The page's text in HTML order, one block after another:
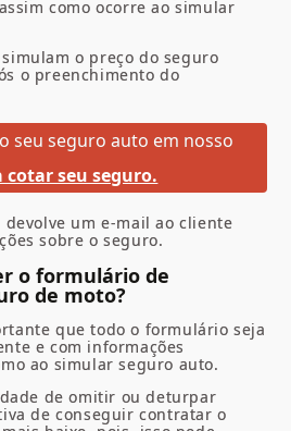
como ocorre aosimular
o preço do seguro
o preenchimento do
seu seguro auto em nosso
cotar seu seguro.
um e-mail ao cliente
sobre o seguro.
o formulário de
de moto?
que todo o formulário seja
e com informações
ao simular seguro auto.
de omitir ou deturpar
de conseguir contratar o